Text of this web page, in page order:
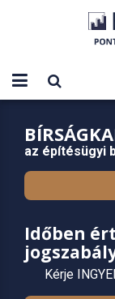
az építésügyi
Időben
Kérje